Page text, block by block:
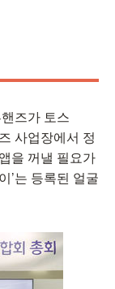
즈가 토스
사업장에서 정
을 꺼낼 필요가
’는 등록된 얼굴